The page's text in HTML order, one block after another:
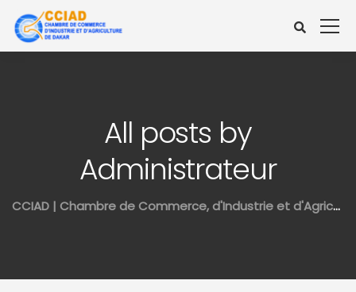
All posts by
Administrateur
CCIAD | Chambre de Commerce, d'Industrie et d'Agriculture de Dakar